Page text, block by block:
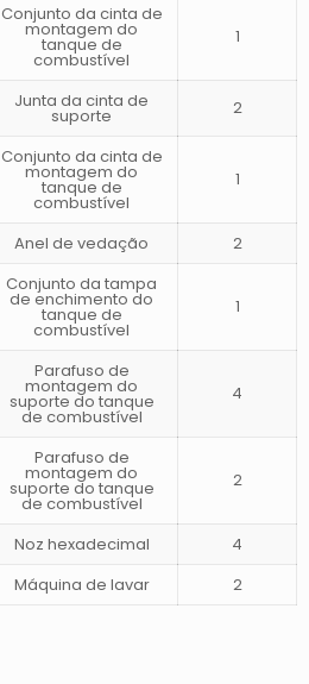
Conjunto da cinta de
montagem do
tanque de
combustível
1
Junta da cinta de
suporte 2
Conjunto da cinta de
montagem do
tanque de
combustível
1
Anel de vedação 2
Conjunto da tampa
de enchimento do
tanque de
combustível
1
Parafuso de
montagem do
suporte do tanque
de combustível
4
Parafuso de
montagem do
suporte do tanque
de combustível
2
Noz hexadecimal
4
Máquina de lavar 2